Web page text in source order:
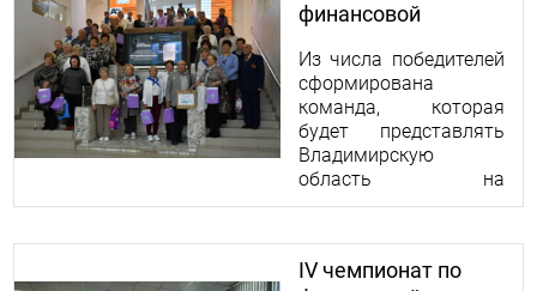
финансовой
пенсионеров
Из числа победителей
сформирована
команда, которая
будет представлять
Владимирскую
область на
Федеральном этапе
состоится 23 октября
2025 года.
IV чемпионат по